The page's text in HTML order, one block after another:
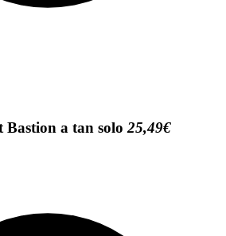
Bastion a tan solo25,49€